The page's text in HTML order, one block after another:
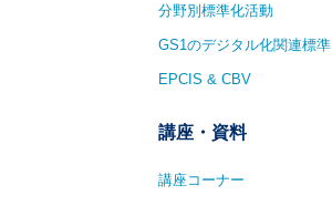
分野別標準化活動
GS1のデジタル化関連標準
EPCIS & CBV
講座・資料
講座コーナー